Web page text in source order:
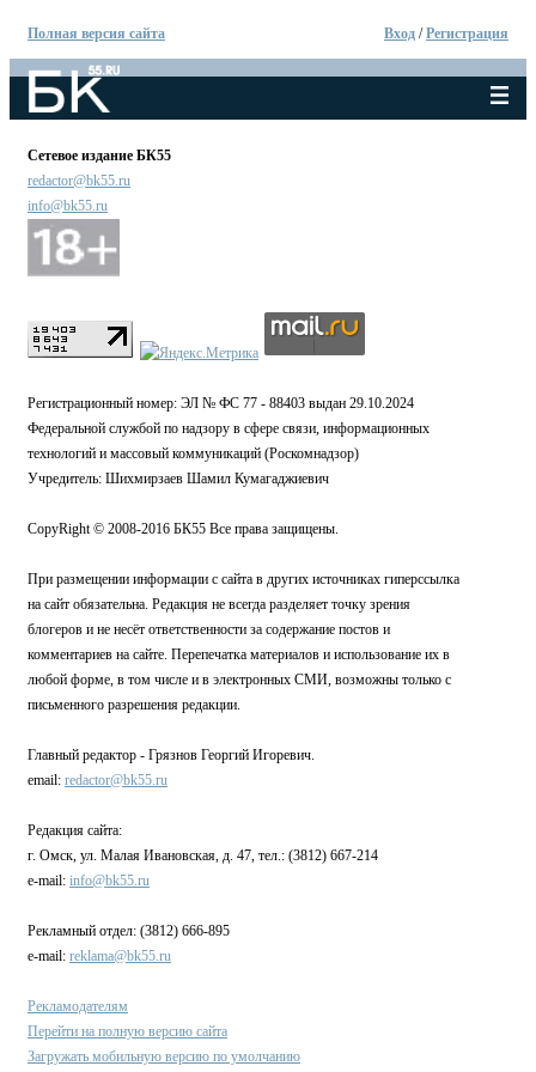
Полная версия сайта Вход /Регистрация
Сетевое издание БК55
redactor@bk55.ru
info@bk55.ru
Регистрационный номер: ЭЛ № ФС 77 - 88403 выдан 29.10.2024
Федеральной службой по надзору в сфере связи, информационных
технологий и массовый коммуникаций (Роскомнадзор)
Учредитель: Шихмирзаев Шамил Кумагаджиевич
CopyRight © 2008-2016 БК55 Все права защищены.
При размещении информации с сайта в других источниках гиперссылка
на сайт обязательна. Редакция не всегда разделяет точку зрения
блогеров и не несёт ответственности за содержание постов и
комментариев на сайте. Перепечатка материалов и использование их в
любой форме, в том числе и в электронных СМИ, возможны только с
письменного разрешения редакции.
Главный редактор - Грязнов Георгий Игоревич.
email: redactor@bk55.ru
Редакция сайта:
г. Омск, ул. Малая Ивановская, д. 47, тел.: (3812) 667-214
e-mail: info@bk55.ru
Рекламный отдел: (3812) 666-895
e-mail: reklama@bk55.ru
Рекламодателям
Перейти на полную версию сайта
Загружать мобильную версию по умолчанию